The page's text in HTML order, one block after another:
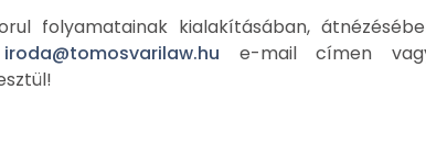
folyamatainak kialakításában,
iroda@tomosvarilaw.hu e-mail címen